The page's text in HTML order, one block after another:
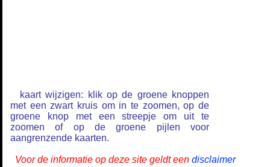
kaart wijzigen: klik op de groene knoppen
met een zwart kruis om in te zoomen, op de
groene knop met een streepje om uit te
zoomen of op de groene pijlen voor
aangrenzende kaarten.
Voor de informatie op deze site geldt een disclaimer